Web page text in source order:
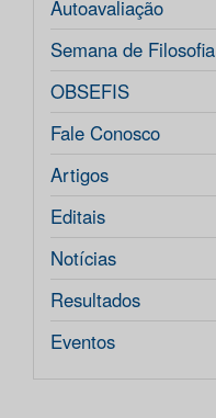
Autoavaliação
Semana de Filosofia
OBSEFIS
Fale Conosco
Artigos
Editais
Notícias
Resultados
Eventos